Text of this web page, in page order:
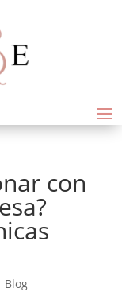
con
Blog